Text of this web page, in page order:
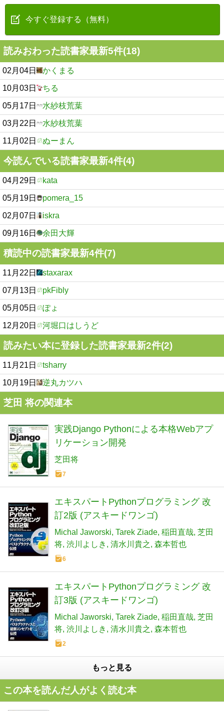
今すぐ登録する（無料）
読みおわった読書家最新5件(18)
02月04日 かくまる
10月03日 ちる
05月17日 水紗枝荒葉
03月22日 水紗枝荒葉
11月02日 ぬーまん
今読んでいる読書家最新4件(4)
04月29日 kata
05月19日 pomera_15
02月07日 iskra
09月16日 余田大輝
積読中の読書家最新4件(7)
11月22日 staxarax
07月13日 pkFibly
05月05日 ぽょ
12月20日 河堀口はしうど
読みたい本に登録した読書家最新2件(2)
11月21日 tsharry
10月19日 逆丸カツハ
芝田 将の関連本
実践Django Pythonによる本格Webアプ
リケーション開発
芝田将
7
エキスパートPythonプログラミング 改
訂2版 (アスキードワンゴ)
Michal Jaworski Tarek Ziade 稲田直哉 芝田
将 渋川よしき 清水川貴之 森本哲也
6
エキスパートPythonプログラミング 改
訂3版 (アスキードワンゴ)
Michal Jaworski Tarek Ziade 稲田直哉 芝田
将 渋川よしき 清水川貴之 森本哲也
2
もっと見る
この本を読んだ人がよく読む本